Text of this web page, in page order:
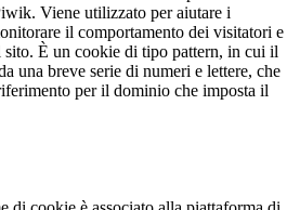
Viene utilizzato per aiutare i
il comportamento dei visitatori e
sito. È un cookie di tipo pattern, in cui il
una breve serie di numeri e lettere, che
per il dominio che imposta il